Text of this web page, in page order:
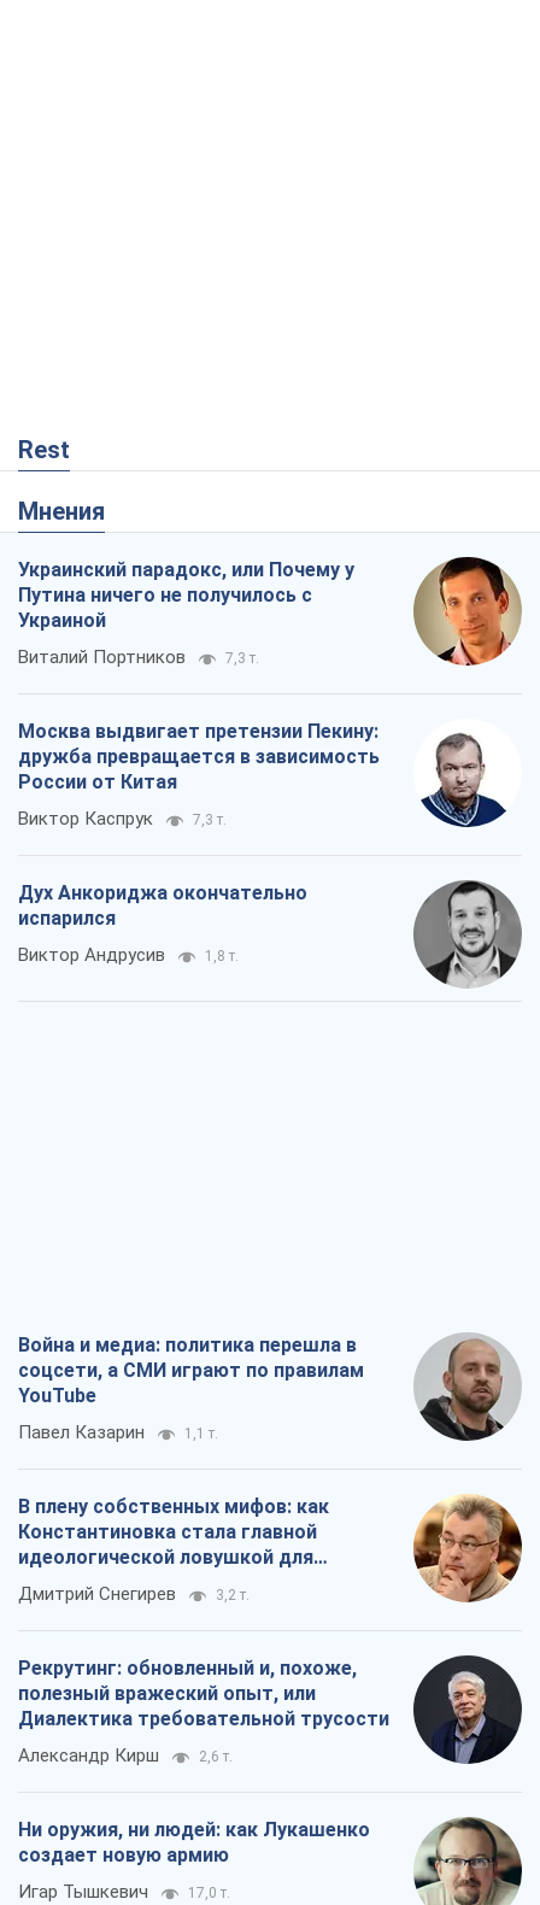
Rest
Мнения
Украинский парадокс, или Почему у
Путина ничего не получилось с
Украиной
Виталий Портников 7,3 т.
Москва выдвигает претензии Пекину:
дружба превращается в зависимость
России от Китая
Виктор Каспрук 7,3 т.
Дух Анкориджа окончательно
испарился
Виктор Андрусив 1,8 т.
Война и медиа: политика перешла в
соцсети, а СМИ играют по правилам
YouTube
Павел Казарин 1,1 т.
В плену собственных мифов: как
Константиновка стала главной
идеологической ловушкой для
российских оккупантов
Дмитрий Снегирев 3,2 т.
Рекрутинг: обновленный и, похоже,
полезный вражеский опыт, или
Диалектика требовательной трусости
Александр Кирш 2,6 т.
Ни оружия, ни людей: как Лукашенко
создает новую армию
Игар Тышкевич 17,0 т.